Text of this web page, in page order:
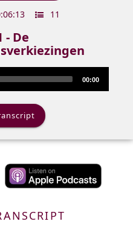
11
- De
00:00